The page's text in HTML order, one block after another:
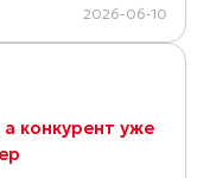
2026-06-10
конкурент уже